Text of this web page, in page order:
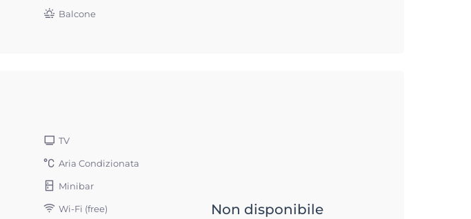
Balcone
TV
Aria Condizionata
Minibar
Wi-Fi (free) Non disponibile